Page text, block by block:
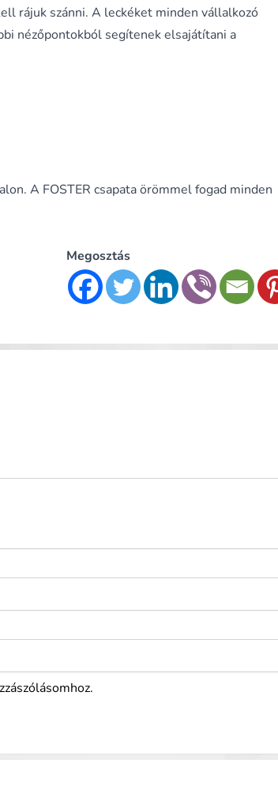
rájuk szánni. A leckéket minden vállalkozó
nézőpontokból segítenek elsajátítani a
A FOSTER csapata örömmel fogad minden
Megosztás